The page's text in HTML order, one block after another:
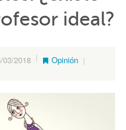
ideal?
03/2018 Opinión